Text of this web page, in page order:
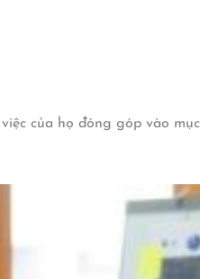
của họ đóng góp vào mục